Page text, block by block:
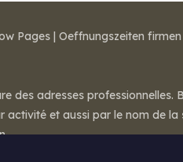
Pages | Oeffnungszeiten firmen
des adresses professionnelles.
activité et aussi par le nom de la